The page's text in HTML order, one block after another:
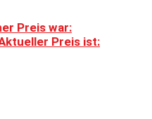
Preis war:
Preis ist: